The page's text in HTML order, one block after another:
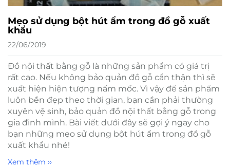
Mẹo sử dụng bột hút ẩm trong đồ gỗ xuất
khẩu
22/06/2019
Đồ nội thất bằng gỗ là những sản phẩm có giá trị
rất cao. Nếu không bảo quản đồ gỗ cẩn thận thì sẽ
xuất hiện hiện tượng nấm mốc. Vì vậy để sản phẩm
luôn bền đẹp theo thời gian, bạn cần phải thường
xuyên vệ sinh, bảo quản đồ nội thất bằng gỗ trong
gia đình mình. Bài viết dưới đây sẽ gợi ý ngay cho
bạn những mẹo sử dụng bột hút ẩm trong đồ gỗ
xuất khẩu nhé!
Xem thêm ››